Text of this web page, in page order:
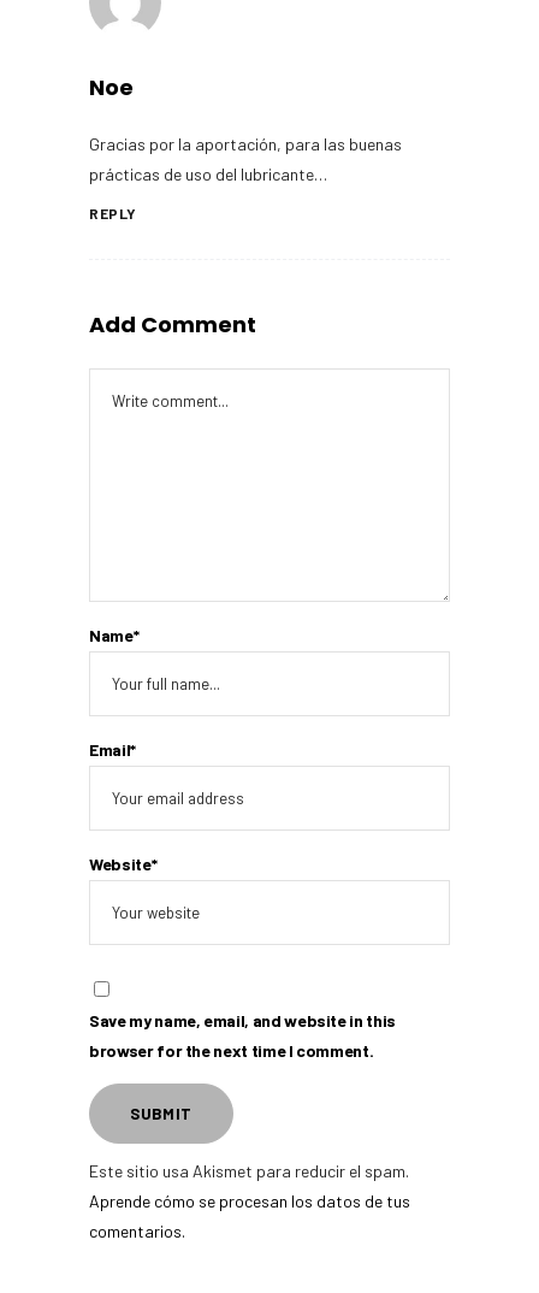
Noe
Gracias por la aportación, para las buenas
prácticas de uso del lubricante…
REPLY
Add Comment
Name*
Email*
Website*
Save my name, email, and website in this
browser for the next time I comment.
Este sitio usa Akismet para reducir el spam.
Aprende cómo se procesan los datos de tus
comentarios.